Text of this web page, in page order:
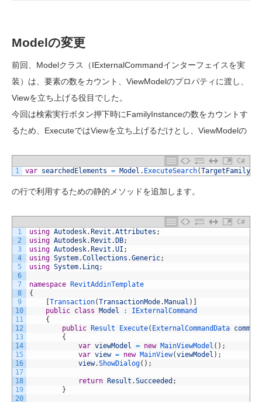
Modelの変更
前回、Modelクラス（IExternalCommandインターフェイスを実
装）は、要素の数をカウント、ViewModelのプロパティに渡し、
Viewを立ち上げる役目でした。
今回は検索実行ボタン押下時にFamilyInstanceの数をカウントす
るため、ExecuteではViewを立ち上げるだけとし、ViewModelの
C#
1
var searchedElements = Model . ExecuteSearch(
の行で利用するための静的メソッドを追加します。
C#
1
2
3
4
5
6
7
8
9
10
11
12
13
14
15
16
17
18
19
20
using Autodesk. Revit .Attributes ;
using Autodesk. Revit . DB;
using Autodesk. Revit .UI ;
using System.Collections .Generic;
using System. Linq;
namespace
RevitAddinTemplate
{
Transaction(TransactionMode. Manual )
public class Model :
IExternalCommand
{
public
Result Execute( ExternalCommandData
{
var viewModel = new MainViewModel ( ) ;
var view = new MainView(viewModel ) ;
view.ShowDialog( ) ;
return Result .Succeeded ;
}